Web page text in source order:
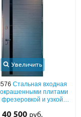
Увеличить
Стальная входная
окрашенными плитами
и узкой
вставкой
40 500 руб.